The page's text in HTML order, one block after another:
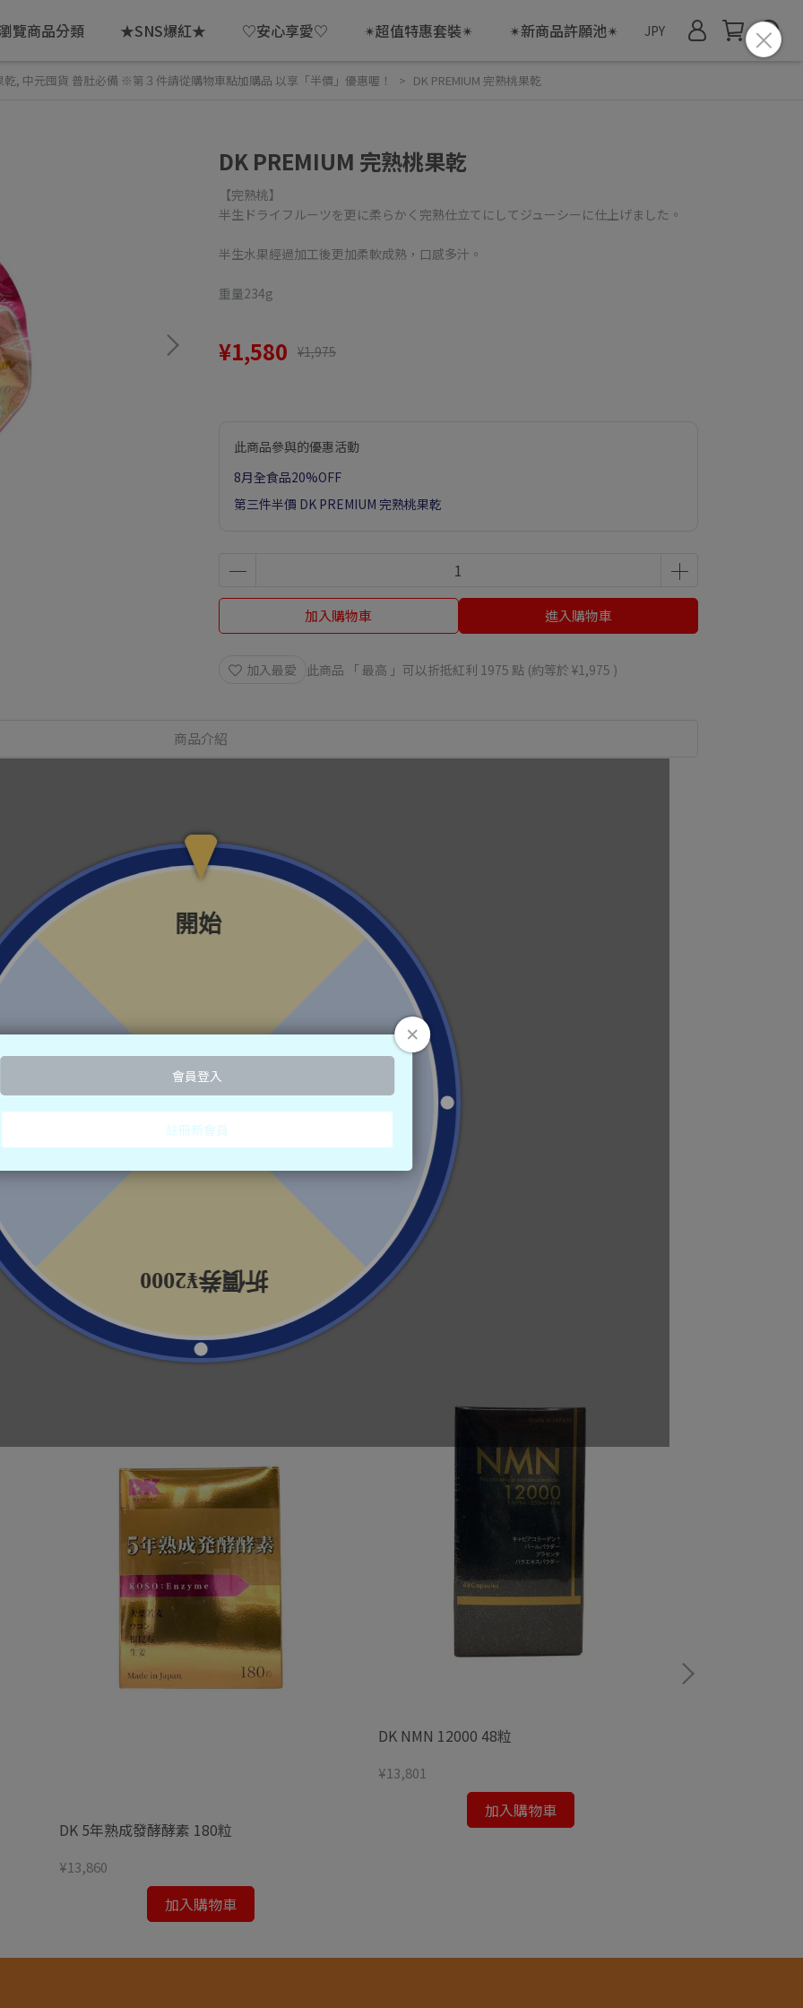
覽商品分類 ★SNS爆紅★ ♡安心享愛♡ ✴超值特惠套裝✴ ✴新商品許願池✴ JPY
乾, 中元囤貨 普肚必備 ※第３件請從購物車點加購品 以享「半價」優惠喔！ DK PREMIUM 完熟桃果乾
DK PREMIUM 完熟桃果乾
【完熟桃】
半生ドライフルーツを更に柔らかく完熟仕立てにしてジューシーに仕上げました。
半生水果經過加工後更加柔軟成熟，口感多汁。
重量234g
¥1,580 ¥1,975
此商品參與的優惠活動
8月全食品20%OFF
第三件半價 DK PREMIUM 完熟桃果乾
加入購物車 進入購物車
加入最愛 此商品 「 最高 」可以折抵紅利 1975 點 (約等於 ¥1,975 )
商品介紹
ロ亜硫酸ナトリウム）、香料
氫鈉）、香料
DK 5年熟成發酵酵素 180粒
¥13,860
加入購物車
DK NMN 12000 48粒
¥13,801
加入購物車